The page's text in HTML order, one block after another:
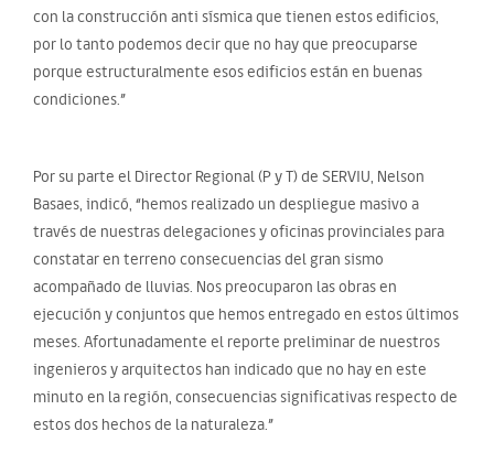
con la construcción anti sísmica que tienen estos edificios,
por lo tanto podemos decir que no hay que preocuparse
porque estructuralmente esos edificios están en buenas
condiciones.”
Por su parte el Director Regional (P y T) de SERVIU, Nelson
Basaes, indicó, “hemos realizado un despliegue masivo a
través de nuestras delegaciones y oficinas provinciales para
constatar en terreno consecuencias del gran sismo
acompañado de lluvias. Nos preocuparon las obras en
ejecución y conjuntos que hemos entregado en estos últimos
meses. Afortunadamente el reporte preliminar de nuestros
ingenieros y arquitectos han indicado que no hay en este
minuto en la región, consecuencias significativas respecto de
estos dos hechos de la naturaleza.”